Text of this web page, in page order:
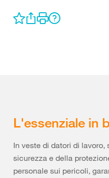
L'essenziale in
In veste di datori di
sicurezza e della
personale sui pericoli,